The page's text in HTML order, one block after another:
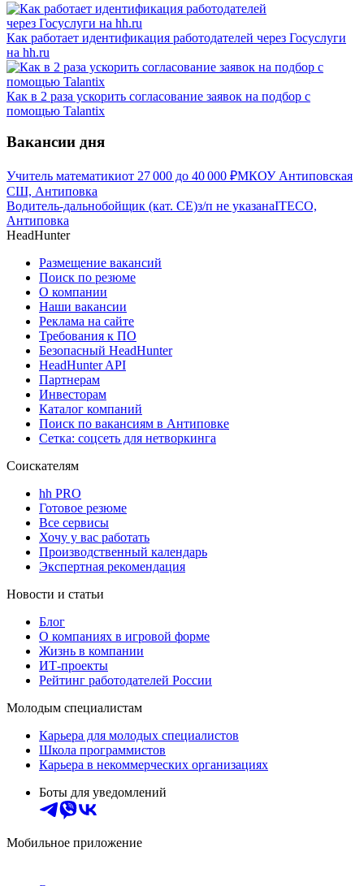
Как работает идентификация работодателей через Госуслуги
на hh.ru
Как в 2 раза ускорить согласование заявок на подбор с
помощью Talantix
Вакансии дня
Учитель математикиот 27 000 до 40 000 ₽МКОУ Антиповская
СШ, Антиповка
Водитель-дальнобойщик (кат. CE)з/п не указанаITECO,
Антиповка
HeadHunter
Размещение вакансий
Поиск по резюме
О компании
Наши вакансии
Реклама на сайте
Требования к ПО
Безопасный HeadHunter
HeadHunter API
Партнерам
Инвесторам
Каталог компаний
Поиск по вакансиям в Антиповке
Сетка: соцсеть для нетворкинга
Соискателям
hh PRO
Готовое резюме
Все сервисы
Хочу у вас работать
Производственный календарь
Экспертная рекомендация
Новости и статьи
Блог
О компаниях в игровой форме
Жизнь в компании
ИТ-проекты
Рейтинг работодателей России
Молодым специалистам
Карьера для молодых специалистов
Школа программистов
Карьера в некоммерческих организациях
Боты для уведомлений
Мобильное приложение